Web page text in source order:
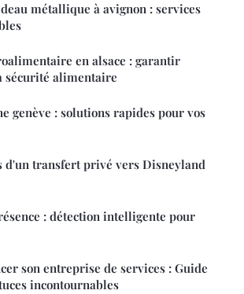
métallique à avignon : services
en alsace : garantir
sécurité alimentaire
genève : solutions rapides pour vos
d'un transfert privé vers Disneyland
: détection intelligente pour
son entreprise de services : Guide
incontournables